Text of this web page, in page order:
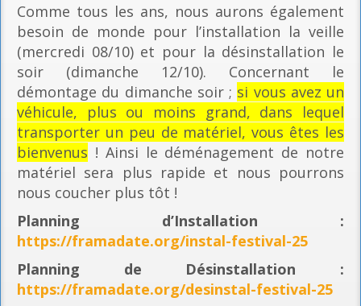
Comme tous les ans, nous aurons également
besoin de monde pour l’installation la veille
(mercredi 08/10) et pour la désinstallation le
soir (dimanche 12/10). Concernant le
démontage du dimanche soir ; si vous avez un
véhicule, plus ou moins grand, dans lequel
transporter un peu de matériel, vous êtes les
bienvenus ! Ainsi le déménagement de notre
matériel sera plus rapide et nous pourrons
nous coucher plus tôt !
Planning d’Installation :
https://framadate.org/instal-festival-25
Planning de Désinstallation :
https://framadate.org/desinstal-festival-25